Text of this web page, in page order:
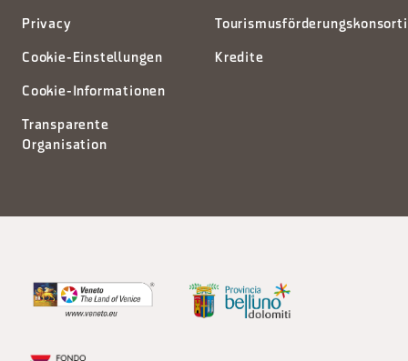
Privacy
Cookie-Einstellungen
Cookie-Informationen
Transparente
Organisation
Kredite